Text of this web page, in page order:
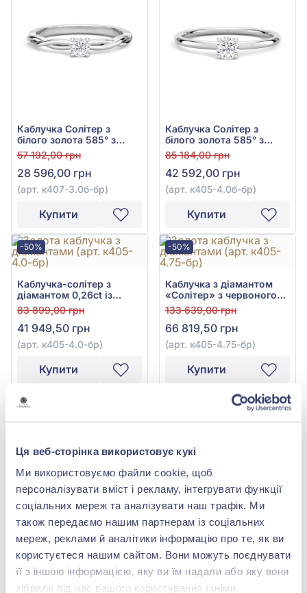
Ця веб-сторінка використовує кукі
Ми використовуємо файли cookie, щоб
персоналізувати вміст і рекламу, інтегрувати функції
соціальних мереж та аналізувати наш трафік. Ми
також передаємо нашим партнерам із соціальних
мереж, реклами й аналітики інформацію про те, як ви
користуєтеся нашим сайтом. Вони можуть поєднувати
її з іншою інформацією, яку ви їм надали або яку вони
зібрали під час вашого користування їхніми
Каблучка Солітер з
білого золота 585° з
діамантом 0,12ct, арт.
к407-3.0б-бр
57 192,00 грн
28 596,00 грн
(арт. к407-3.0б-бр)
Купити
Каблучка Солітер з
білого золота 585° з
діамантом 0,24ct, арт.
к405-4.0б-бр
85 184,00 грн
42 592,00 грн
(арт. к405-4.0б-бр)
Купити
-50%
Каблучка-солітер з
діамантом 0,26ct із
червоного золота 585°,
арт. к405-4.0к-бр
83 899,00 грн
41 949,50 грн
(арт. к405-4.0-бр)
Купити
-50%
Каблучка з діамантом
«Солітер» з червоного
золота 585° з діамантом
0,4ct, арт. к405-4.75к-бр
133 639,00 грн
66 819,50 грн
(арт. к405-4.75-бр)
Купити
-50%
діамантом 0,5ct із
червоного золота 585°,
арт. к405-5.0к-бр
79 095,00 грн
(арт. к405-5.0-бр)
Купити
«Солітер» з червоного
золота 585° з діамантом
0,21ct, арт. к405-3.75к-бр
39 023,50 грн
(арт. к405-3.75-бр)
Купити
-50% -50%